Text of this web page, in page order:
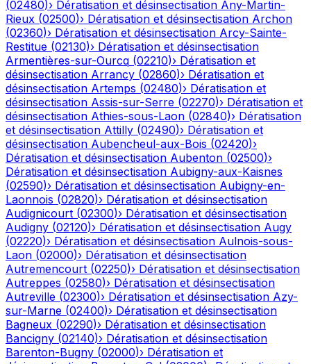
(02480)› Dératisation et désinsectisation Any-Martin-
Rieux (02500)› Dératisation et désinsectisation Archon
(02360)› Dératisation et désinsectisation Arcy-Sainte-
Restitue (02130)› Dératisation et désinsectisation
Armentières-sur-Ourcq (02210)› Dératisation et
désinsectisation Arrancy (02860)› Dératisation et
désinsectisation Artemps (02480)› Dératisation et
désinsectisation Assis-sur-Serre (02270)› Dératisation et
désinsectisation Athies-sous-Laon (02840)› Dératisation
et désinsectisation Attilly (02490)› Dératisation et
désinsectisation Aubencheul-aux-Bois (02420)›
Dératisation et désinsectisation Aubenton (02500)›
Dératisation et désinsectisation Aubigny-aux-Kaisnes
(02590)› Dératisation et désinsectisation Aubigny-en-
Laonnois (02820)› Dératisation et désinsectisation
Audignicourt (02300)› Dératisation et désinsectisation
Audigny (02120)› Dératisation et désinsectisation Augy
(02220)› Dératisation et désinsectisation Aulnois-sous-
Laon (02000)› Dératisation et désinsectisation
Autremencourt (02250)› Dératisation et désinsectisation
Autreppes (02580)› Dératisation et désinsectisation
Autreville (02300)› Dératisation et désinsectisation Azy-
sur-Marne (02400)› Dératisation et désinsectisation
Bagneux (02290)› Dératisation et désinsectisation
Bancigny (02140)› Dératisation et désinsectisation
Barenton-Bugny (02000)› Dératisation et